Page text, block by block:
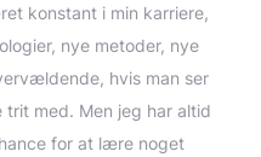
konstant i min karriere,
nye metoder, nye
hvis man ser
med. Men jeg har altid
for at lære noget